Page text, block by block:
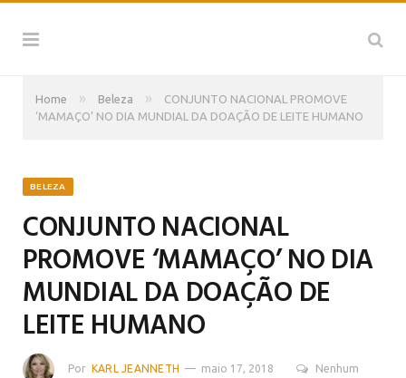
Home » Beleza »
CONJUNTO NACIONAL PROMOVE
‘MAMAÇO’ NO DIA MUNDIAL DA DOAÇÃO DE LEITE HUMANO
BELEZA
CONJUNTO NACIONAL
PROMOVE ‘MAMAÇO’ NO DIA
MUNDIAL DA DOAÇÃO DE
LEITE HUMANO
Por KARL JEANNETH maio 17, 2018 Nenhum